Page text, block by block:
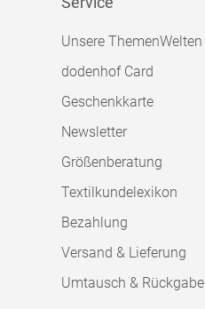
Unsere ThemenWelten
dodenhof Card
Geschenkkarte
Newsletter
Größenberatung
Textilkundelexikon
Bezahlung
Versand & Lieferung
Umtausch & Rückgabe